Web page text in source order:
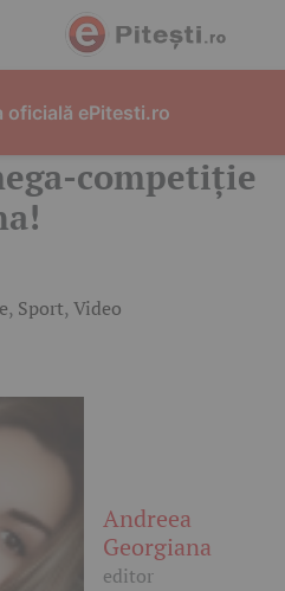
competiție
, Sport,Video
Andreea
Georgiana
editor
oficială ePitesti.ro